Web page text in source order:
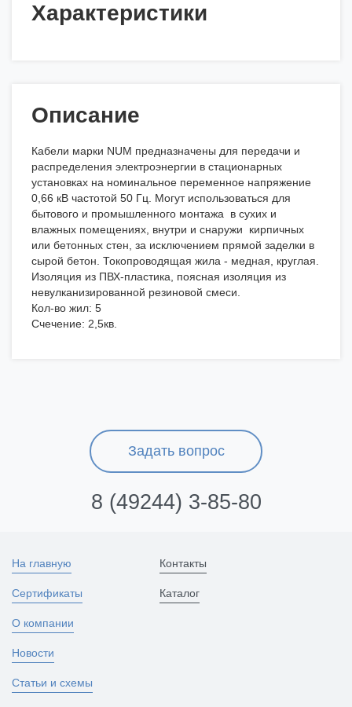
Характеристики
Описание
Кабели марки NUM предназначены для передачи и
распределения электроэнергии в стационарных
установках на номинальное переменное напряжение
0,66 кВ частотой 50 Гц. Могут использоваться для
бытового и промышленного монтажа в сухих и
влажных помещениях, внутри и снаружи кирпичных
или бетонных стен, за исключением прямой заделки в
сырой бетон. Токопроводящая жила - медная, круглая.
Изоляция из ПВХ-пластика, поясная изоляция из
невулканизированной резиновой смеси.
Кол-во жил: 5
Счечение: 2,5кв.
Задать вопрос
8 (49244) 3-85-80
На главную
Сертификаты
О компании
Новости
Статьи и схемы
Контакты
Каталог